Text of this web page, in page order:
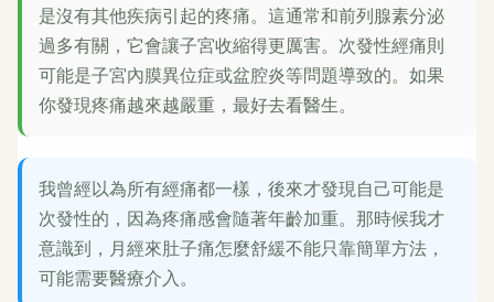
是沒有其他疾病引起的疼痛。這通常和前列腺素分泌
過多有關，它會讓子宮收縮得更厲害。次發性經痛則
可能是子宮內膜異位症或盆腔炎等問題導致的。如果
你發現疼痛越來越嚴重，最好去看醫生。
我曾經以為所有經痛都一樣，後來才發現自己可能是
次發性的，因為疼痛感會隨著年齡加重。那時候我才
意識到，月經來肚子痛怎麼舒緩不能只靠簡單方法，
可能需要醫療介入。